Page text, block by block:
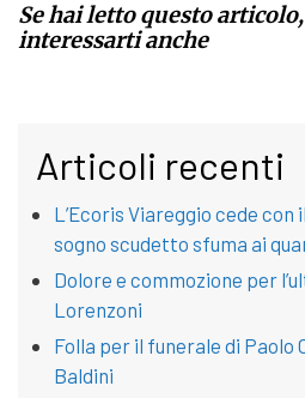
Se hai letto questo
interessarti anche
Articoli recenti
L’Ecoris Viareggio cede
sogno scudetto sfuma ai
Dolore e commozione per
Lorenzoni
Folla per il funerale di Paolo
Baldini